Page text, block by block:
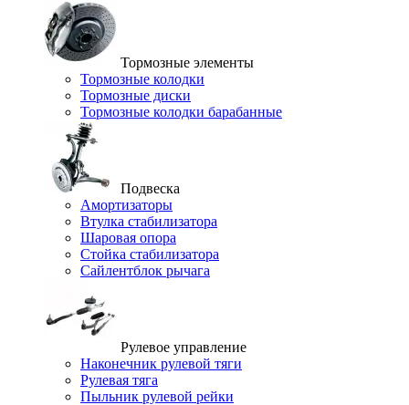
Тормозные элементы
Тормозные колодки
Тормозные диски
Тормозные колодки барабанные
Подвеска
Амортизаторы
Втулка стабилизатора
Шаровая опора
Стойка стабилизатора
Сайлентблок рычага
Рулевое управление
Наконечник рулевой тяги
Рулевая тяга
Пыльник рулевой рейки